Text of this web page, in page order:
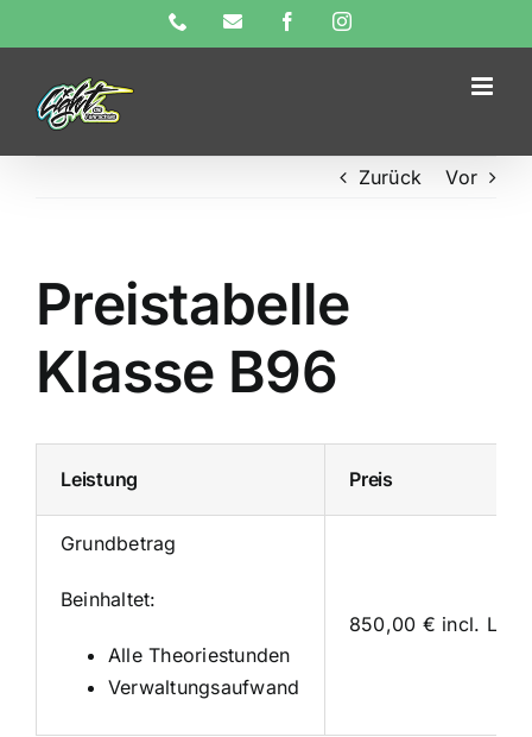
to
content
Phone E-
FacebookInstagram
Zurück Vor
Preistabelle
Klasse B96
Leistung Preis
Grundbetrag
Beinhaltet:
Alle Theoriestunden
Verwaltungsaufwand
850,00 € incl.